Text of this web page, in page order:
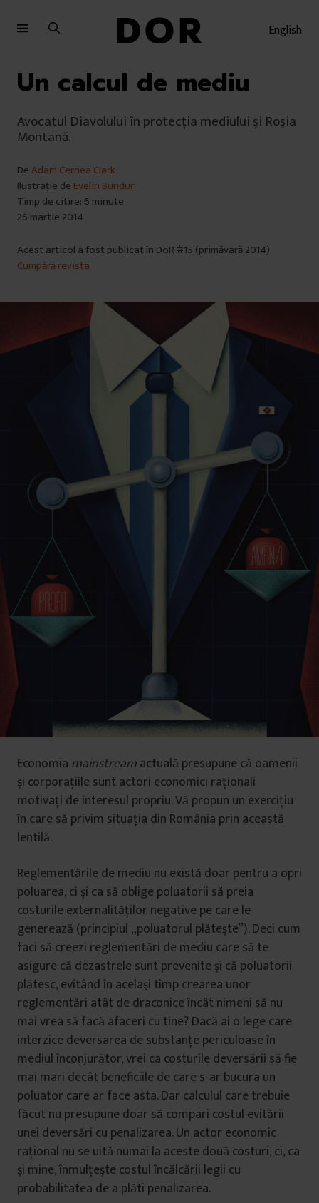
English
Un calcul de mediu
Avocatul Diavolului în protecţia mediului şi Roşia
Montană.
DeAdam Cernea Clark
Ilustrație de Evelin Bundur
Timp de citire: 6 minute
26 martie 2014
Acest articol a fost publicat în DoR #15 (primăvară 2014)
Cumpără revista
Economia mainstreamactuală presupune că oamenii
şi corporaţiile sunt actori economici raţionali
motivaţi de interesul propriu. Vă propun un exerciţiu
în care să privim situaţia din România prin această
lentilă.
Reglementările de mediu nu există doar pentru a opri
poluarea, ci și ca să oblige poluatorii să preia
costurile externalităţilor negative pe care le
generează (principiul „poluatorul plăteşte”). Deci cum
faci să creezi reglementări de mediu care să te
asigure că dezastrele sunt prevenite şi că poluatorii
plătesc, evitând în acelaşi timp crearea unor
reglementări atât de draconice încât nimeni să nu
mai vrea să facă afaceri cu tine? Dacă ai o lege care
interzice deversarea de substanțe periculoase în
mediul înconjurător, vrei ca costurile deversării să fie
mai mari decât beneficiile de care s-ar bucura un
poluator care ar face asta. Dar calculul care trebuie
făcut nu presupune doar să compari costul evitării
unei deversări cu penalizarea. Un actor economic
raţional nu se uită numai la aceste două costuri, ci, ca
şi mine, înmulţeşte costul încălcării legii cu
probabilitatea de a plăti penalizarea.